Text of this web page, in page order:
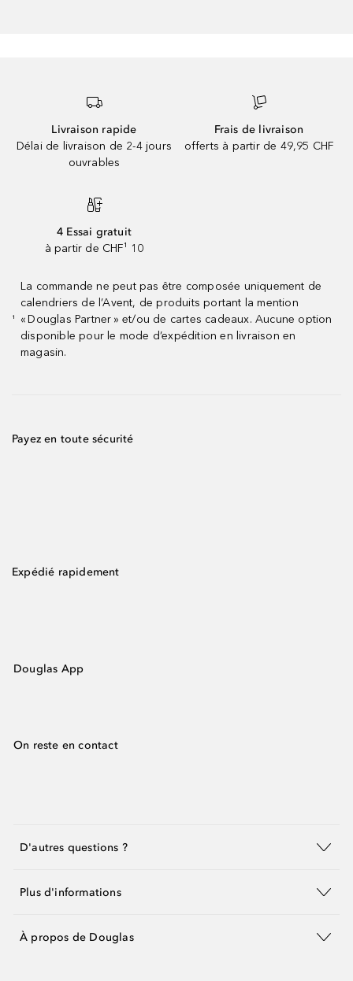
Livraison rapide
Délai de livraison de 2-4 jours
ouvrables
Frais de livraison
offerts à partir de 49,95 CHF
4 Essai gratuit
à partir de CHF¹ 10
¹
La commande ne peut pas être composée uniquement de
calendriers de l’Avent, de produits portant la mention
« Douglas Partner » et/ou de cartes cadeaux. Aucune option
disponible pour le mode d’expédition en livraison en
magasin.
Payez en toute sécurité
Expédié rapidement
Douglas App
On reste en contact
D'autres questions ?
Plus d'informations
À propos de Douglas